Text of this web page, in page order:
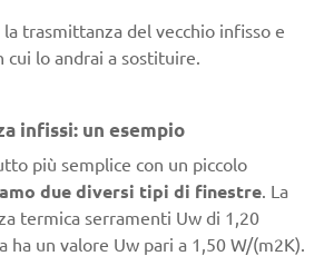
la trasmittanza del vecchio infisso e
cui lo andrai a sostituire.
infissi: un esempio
più semplice con un piccolo
due diversi tipi di finestre. La
termica serramenti Uw di 1,20
ha un valore Uw pari a 1,50 W/(m2K).